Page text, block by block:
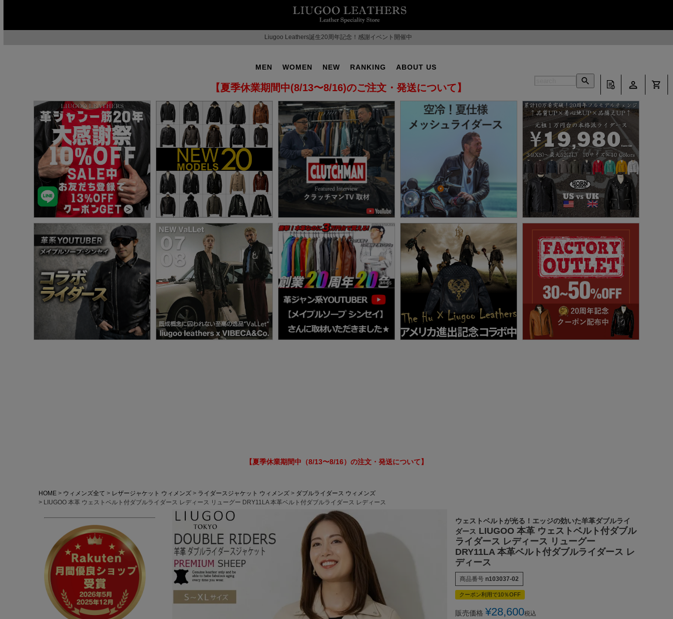
【夏季休業期間中（8/13〜8/16）の注文・発送について】
HOME ウィメンズ全て レザージャケット ウィメンズ ライダースジャケット ウィメンズ
ダブルライダース ウィメンズ
LIUGOO 本革 ウェストベルト付ダブルライダース レディース リューグー DRY11LA 本革ベルト付ダブルライダース レディース
ウェストベルトが光る！エッジの効いた羊革ダブルライ
ダース LIUGOO 本革 ウェストベルト付ダブル
ライダース レディース リューグー
DRY11LA 本革ベルト付ダブルライダース レ
ディース
商品番号 n103037-02
クーポン利用で10％OFF
販売価格 ¥28,600税込